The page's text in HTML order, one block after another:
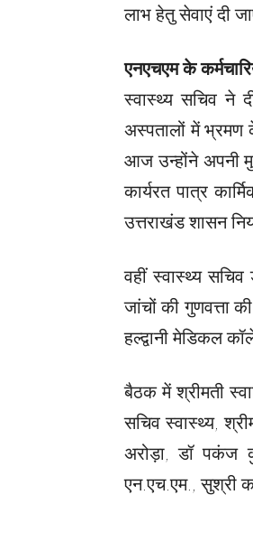
लाभ हेतु सेवाएं दी
एनएचएम के
स्वास्थ्य सचिव ने
अस्पतालों में भ्रमण
आज उन्होंने अपनी
कार्यरत पात्र
उत्तराखंड शासन
वहीं स्वास्थ्य
जांचों की गुणवत्ता
हल्द्वानी मेडिकल
बैठक में श्रीमती
सचिव स्वास्थ्य,
अरोड़ा, डॉ पकंज
एन.एच.एम., सुश्री